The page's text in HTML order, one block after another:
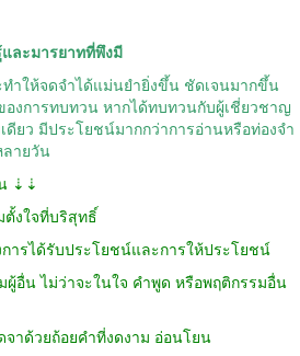
ละมารยาทที่พึงมี
ห้จดจำได้แม่นยำยิ่งขึ้น ชัดเจนมากขึ้น
งการทบทวน หากได้ทบทวนกับผู้เชี่ยวชาญ
ยว มีประโยชน์มากกว่าการอ่านหรือท่องจำ
ายวัน
⇣⇣
งใจที่บริสุทธิ์
ารได้รับประโยชน์และการให้ประโยชน์
อื่น ไม่ว่าจะในใจ คำพูด หรือพฤติกรรมอื่น
าด้วยถ้อยคำที่งดงาม อ่อนโยน